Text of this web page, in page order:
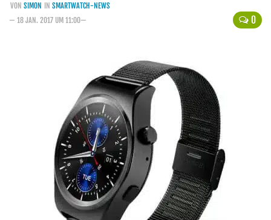
Marken und Modelle
Smartphonetarife
Datentarife
Smartphonetarife
Prepaid-Tarife
Datentarife
Flatrate-Prepaidtarife
0
VON SIMON IN SMARTWATCH-NEWS
— 18 JAN. 2017 UM 11:00—